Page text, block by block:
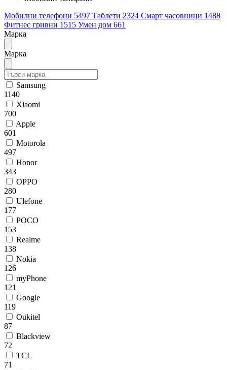
Мобилни телефони 5497 Таблети 2324 Смарт часовници 1488
Фитнес гривни 1515 Умен дом 661
Марка
Марка
Samsung
1140
Xiaomi
700
Apple
601
Motorola
497
Honor
343
OPPO
280
Ulefone
177
POCO
153
Realme
138
Nokia
126
myPhone
121
Google
119
Oukitel
87
Blackview
72
TCL
71